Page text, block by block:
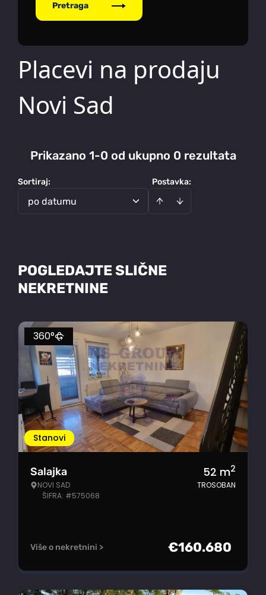
Pretraga
Placevi na prodaju
Novi Sad
Prikazano 1-0 od ukupno 0 rezultata
Postavka:
Sortiraj:
po datumu
POGLEDAJTE SLIČNE
NEKRETNINE
Stanovi
360°
Salajka
NOVI SAD
ŠIFRA: #575068
52 m2
TROSOBAN
Više o nekretnini > €160.680